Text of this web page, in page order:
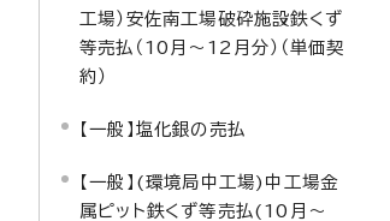
工場）安佐南工場破砕施設鉄くず
等売払（10月～12月分）（単価契
約）
【一般】塩化銀の売払
【一般】(環境局中工場)中工場金
属ピット鉄くず等売払(10月～